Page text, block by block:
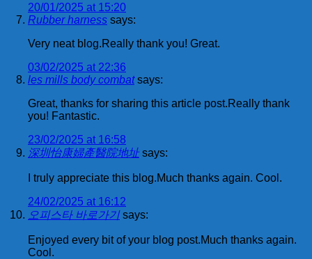
20/01/2025 at 15:20
Rubber harness says:
Very neat blog.Really thank you! Great.
03/02/2025 at 22:36
les mills body combat says:
Great, thanks for sharing this article post.Really thank
you! Fantastic.
23/02/2025 at 16:58
深圳怡康婦產醫院地址 says:
I truly appreciate this blog.Much thanks again. Cool.
24/02/2025 at 16:12
오피스타 바로가기 says:
Enjoyed every bit of your blog post.Much thanks again.
Cool.